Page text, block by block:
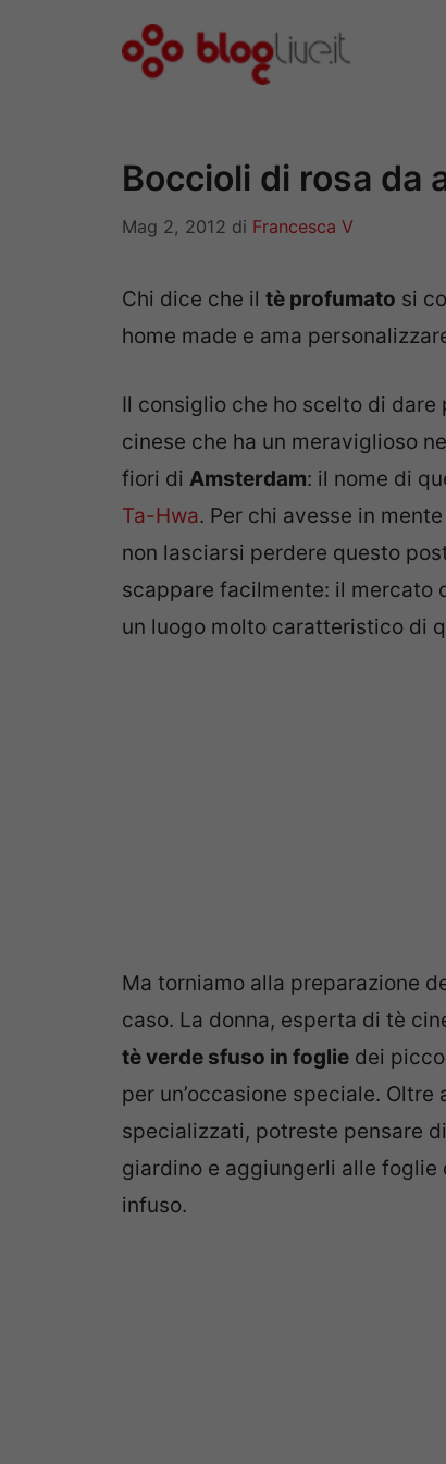
Boccioli di rosa da
Mag 2, 2012 di Francesca V
Chi dice che il tè profumato si
home made e ama
Il consiglio che ho scelto di
cinese che ha un meraviglioso
fiori di Amsterdam: il nome di
Ta-Hwa. Per chi avesse in
non lasciarsi perdere questo
scappare facilmente: il mercato
un luogo molto caratteristico di
Ma torniamo alla preparazione
caso. La donna, esperta di tè
tè verde sfuso in foglie dei
per un’occasione speciale.
specializzati, potreste pensare
giardino e aggiungerli alle foglie
infuso.